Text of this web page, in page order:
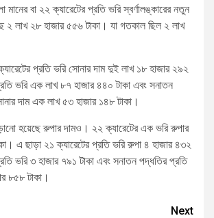
বা ২২ ক্যারেটের প্রতি ভরি স্বর্ণালঙ্কারের নতুন
২ লাখ ২৮ হাজার ৫৫৬ টাকা। যা গতকাল ছিল ২ লাখ
প্রতি ভরি সোনার দাম দুই লাখ ১৮ হাজার ২৯২
ভরি এক লাখ ৮৭ হাজার ৪৪০ টাকা এবং সনাতন
দাম এক লাখ ৫৩ হাজার ১৪৮ টাকা।
হয়েছে রুপার দামও। ২২ ক্যারেটের এক ভরি রুপার
এ ছাড়া ২১ ক্যারেটের প্রতি ভরি রুপা ৪ হাজার ৪৩২
ভরি ৩ হাজার ৭৯১ টাকা এবং সনাতন পদ্ধতির প্রতি
৮৫৮ টাকা।
Next